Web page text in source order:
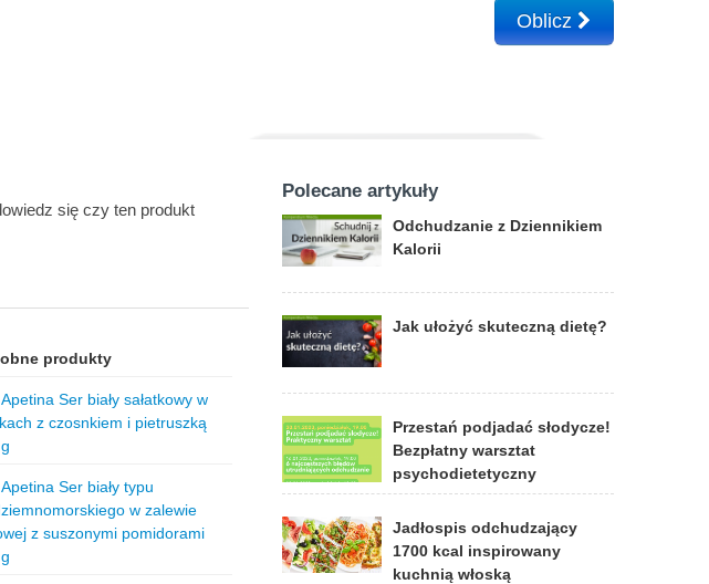
Oblicz
się czy ten produkt
produkty
Ser biały sałatkowy w
z czosnkiem i pietruszką
Ser biały typu
w zalewie
z suszonymi pomidorami
Polecane artykuły
Odchudzanie z Dziennikiem
Kalorii
Jak ułożyć skuteczną dietę?
Przestań podjadać słodycze!
Bezpłatny warsztat
psychodietetyczny
Jadłospis odchudzający
1700 kcal inspirowany
kuchnią włoską